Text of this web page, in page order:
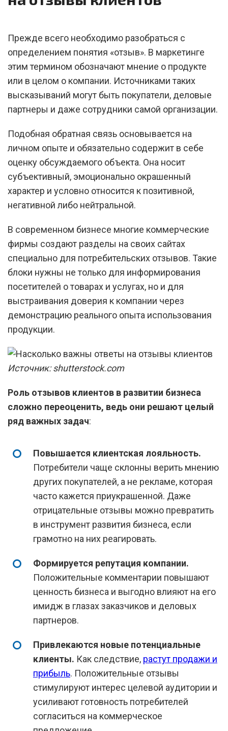
Прежде всего необходимо разобраться с
определением понятия «отзыв». В маркетинге
этим термином обозначают мнение о продукте
или в целом о компании. Источниками таких
высказываний могут быть покупатели, деловые
партнеры и даже сотрудники самой организации.
Подобная обратная связь основывается на
личном опыте и обязательно содержит в себе
оценку обсуждаемого объекта. Она носит
субъективный, эмоционально окрашенный
характер и условно относится к позитивной,
негативной либо нейтральной.
В современном бизнесе многие коммерческие
фирмы создают разделы на своих сайтах
специально для потребительских отзывов. Такие
блоки нужны не только для информирования
посетителей о товарах и услугах, но и для
выстраивания доверия к компании через
демонстрацию реального опыта использования
продукции.
Источник: shutterstock.com
Роль отзывов клиентов в развитии бизнеса
сложно переоценить, ведь они решают целый
ряд важных задач:
Повышается клиентская лояльность.
Потребители чаще склонны верить мнению
других покупателей, а не рекламе, которая
часто кажется приукрашенной. Даже
отрицательные отзывы можно превратить
в инструмент развития бизнеса, если
грамотно на них реагировать.
Формируется репутация компании.
Положительные комментарии повышают
ценность бизнеса и выгодно влияют на его
имидж в глазах заказчиков и деловых
партнеров.
Привлекаются новые потенциальные
клиенты. Как следствие, растут продажи и
прибыль. Положительные отзывы
стимулируют интерес целевой аудитории и
усиливают готовность потребителей
согласиться на коммерческое